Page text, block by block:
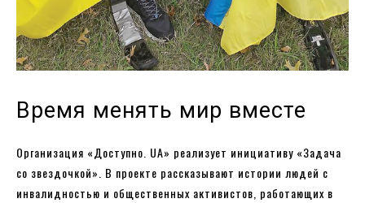
Время менять мир вместе
Организация «Доступно. UA» реализует инициативу «Задача
со звездочкой». В проекте рассказывают истории людей с
инвалидностью и общественных активистов, работающих в